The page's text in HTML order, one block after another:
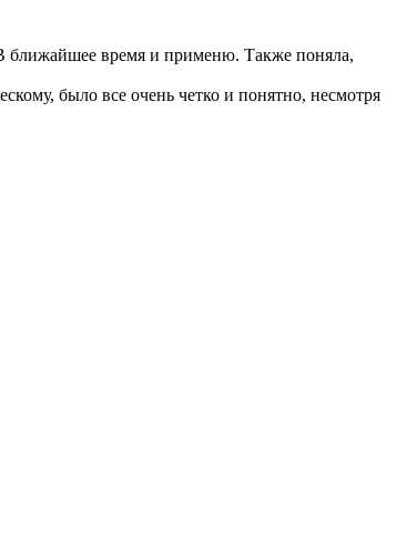
ближайшее время и применю. Также поняла,
было все очень четко и понятно, несмотря